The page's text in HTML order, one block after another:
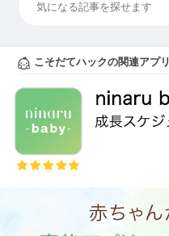
こそだてハックの関連アプリ